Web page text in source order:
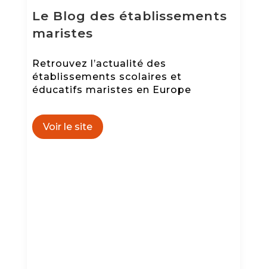
Le Blog des établissements
maristes
Retrouvez l’actualité des
établissements scolaires et
éducatifs maristes en Europe
Voir le site